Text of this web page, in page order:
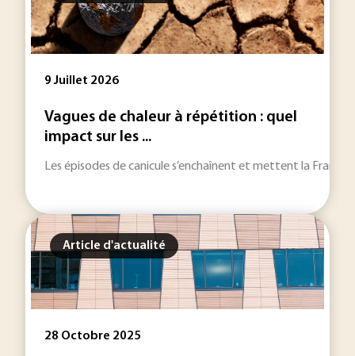
9 Juillet 2026
Vagues de chaleur à répétition : quel
impact sur les ...
Les épisodes de canicule s’enchaînent et mettent la France
Article d'actualité
28 Octobre 2025